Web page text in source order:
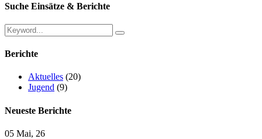
Suche Einsätze & Berichte
Berichte
Aktuelles (20)
Jugend (9)
Neueste Berichte
05 Mai, 26